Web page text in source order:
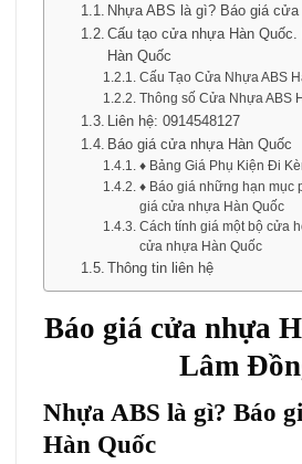
Nhựa ABS là gì? Báo giá
Cấu tạo cửa nhựa Hàn
Hàn Quốc
Cấu Tạo Cửa Nhựa ABS
Thông số Cửa Nhựa ABS
Liên hệ: 0914548127
Báo giá cửa nhựa Hàn Quốc
♦ Bảng Giá Phụ Kiện Đi
♦ Báo giá những hạn mục
giá cửa nhựa Hàn Quốc
Cách tính giá một bộ cửa
cửa nhựa Hàn Quốc
Thông tin liên hệ
Báo giá cửa nhựa
Lâm
Nhựa ABS là gì? Báo
Hàn Quốc